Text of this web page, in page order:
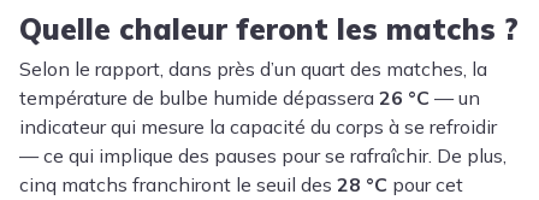
Quelle chaleur feront les matchs ?
Selon le rapport, dans près d’un quart des matches, la
température de bulbe humide dépassera 26 °C — un
indicateur qui mesure la capacité du corps à se refroidir
— ce qui implique des pauses pour se rafraîchir. De plus,
cinq matchs franchiront le seuil des 28 °C pour cet